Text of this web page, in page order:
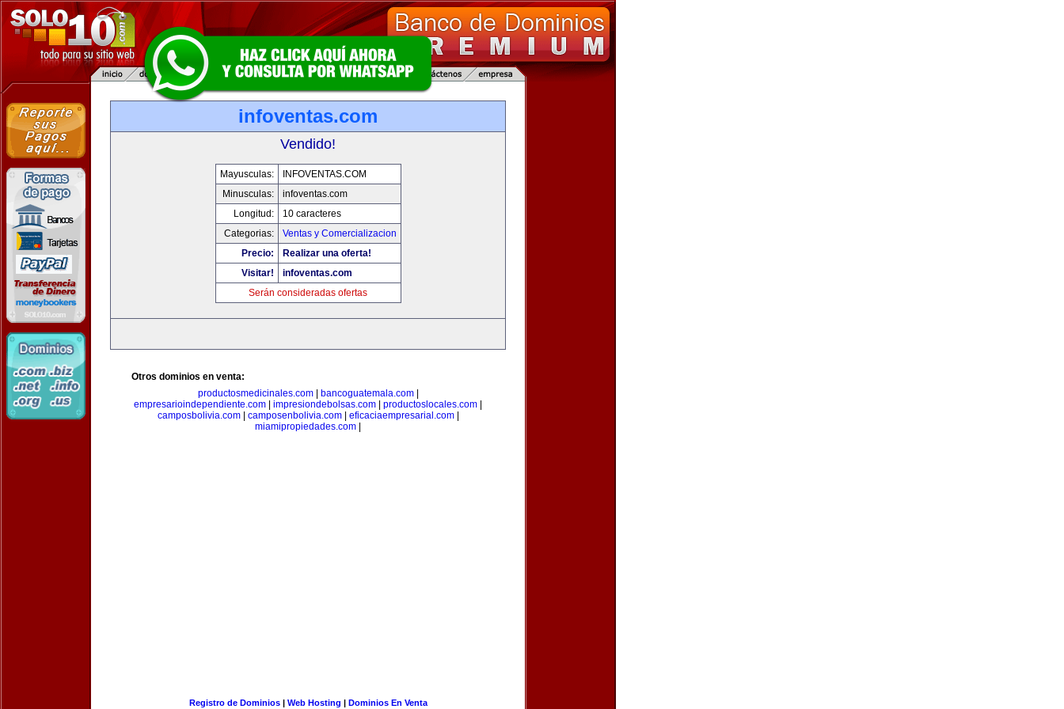
infoventas.com
Vendido!
Mayusculas:
INFOVENTAS.COM
Minusculas:
infoventas.com
Longitud:
10 caracteres
Categorias:
Ventas y Comercializacion
Precio:
Realizar una oferta!
Visitar!
infoventas.com
Serán consideradas ofertas
Otros dominios en venta:
productosmedicinales.com| bancoguatemala.com|
empresarioindependiente.com
impresiondebolsas.com productoslocales.com
camposbolivia.com| camposenbolivia.com| eficaciaempresarial.com|
miamipropiedades.com
Registro de Dominios| Web Hosting | Dominios En Venta